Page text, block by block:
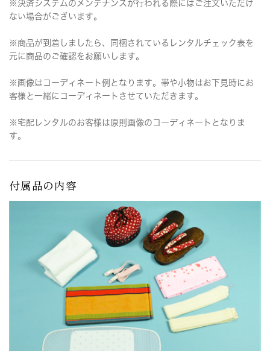
※決済システムのメンテナンスが行われる際にはご注文いただけ
ない場合がございます。
※商品が到着しましたら、同梱されているレンタルチェック表を
元に商品のご確認をお願いします。
※画像はコーディネート例となります。帯や小物はお下見時にお
客様と一緒にコーディネートさせていただきます。
※宅配レンタルのお客様は原則画像のコーディネートとなりま
す。
付属品の内容